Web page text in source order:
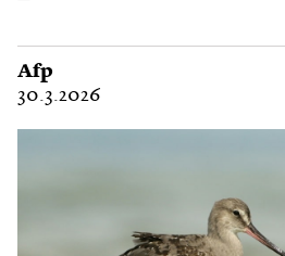
Afp
30.3.2026